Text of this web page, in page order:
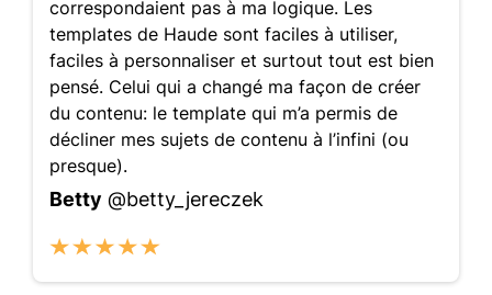
correspondaient pas à ma logique. Les
templates de Haude sont faciles à utiliser,
faciles à personnaliser et surtout tout est bien
pensé. Celui qui a changé ma façon de créer
du contenu: le template qui m’a permis de
décliner mes sujets de contenu à l’infini (ou
presque).
Betty @betty_jereczek